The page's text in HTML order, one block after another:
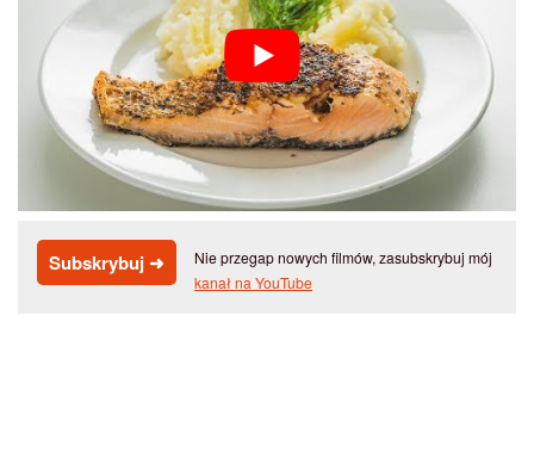
Subskrybuj ➜
Nie przegap nowych filmów, zasubskrybuj mój
kanał na YouTube